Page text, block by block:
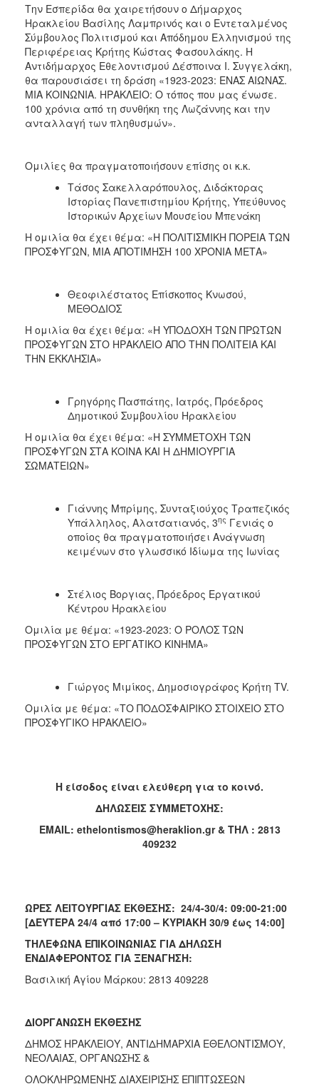
Την Εσπερίδα θα χαιρετήσουν ο Δήμαρχος
Ηρακλείου Βασίλης Λαμπρινός και ο Εντεταλμένος
Σύμβουλος Πολιτισμού και Απόδημου Ελληνισμού της
Περιφέρειας Κρήτης Κώστας Φασουλάκης. Η
Αντιδήμαρχος Εθελοντισμού Δέσποινα Ι. Συγγελάκη,
θα παρουσιάσει τη δράση «1923-2023: ΕΝΑΣ ΑΙΩΝΑΣ.
ΜΙΑ ΚΟΙΝΩΝΙΑ. ΗΡΑΚΛΕΙΟ: Ο τόπος που μας ένωσε.
100 χρόνια από τη συνθήκη της Λωζάννης και την
ανταλλαγή των πληθυσμών».
Ομιλίες θα πραγματοποιήσουν επίσης οι κ.κ.
Τάσος Σακελλαρόπουλος, Διδάκτορας
Ιστορίας Πανεπιστημίου Κρήτης, Υπεύθυνος
Ιστορικών Αρχείων Μουσείου Μπενάκη
Η ομιλία θα έχει θέμα: «Η ΠΟΛΙΤΙΣΜΙΚΗ ΠΟΡΕΙΑ ΤΩΝ
ΠΡΟΣΦΥΓΩΝ, ΜΙΑ ΑΠΟΤΙΜΗΣΗ 100 ΧΡΟΝΙΑ ΜΕΤΑ»
Θεοφιλέστατος Επίσκοπος Κνωσού,
ΜΕΘΟΔΙΟΣ
Η ομιλία θα έχει θέμα: «Η ΥΠΟΔΟΧΗ ΤΩΝ ΠΡΩΤΩΝ
ΠΡΟΣΦΥΓΩΝ ΣΤΟ ΗΡΑΚΛΕΙΟ ΑΠΟ ΤΗΝ ΠΟΛΙΤΕΙΑ ΚΑΙ
ΤΗΝ ΕΚΚΛΗΣΙΑ»
Γρηγόρης Πασπάτης, Ιατρός, Πρόεδρος
Δημοτικού Συμβουλίου Ηρακλείου
Η ομιλία θα έχει θέμα: «Η ΣΥΜΜΕΤΟΧΗ ΤΩΝ
ΠΡΟΣΦΥΓΩΝ ΣΤΑ ΚΟΙΝΑ ΚΑΙ Η ΔΗΜΙΟΥΡΓΙΑ
ΣΩΜΑΤΕΙΩΝ»
Γιάννης Μπρίμης, Συνταξιούχος Τραπεζικός
Υπάλληλος, Αλατσατιανός, 3ης Γενιάς ο
οποίος θα πραγματοποιήσει Ανάγνωση
κειμένων στο γλωσσικό Ιδίωμα της Ιωνίας
Στέλιος Βοργιας, Πρόεδρος Εργατικού
Κέντρου Ηρακλείου
Ομιλία με θέμα: «1923-2023: Ο ΡΟΛΟΣ ΤΩΝ
ΠΡΟΣΦΥΓΩΝ ΣΤΟ ΕΡΓΑΤΙΚΟ ΚΙΝΗΜΑ»
Γιώργος Μιμίκος, Δημοσιογράφος Κρήτη TV.
Ομιλία με θέμα: «ΤΟ ΠΟΔΟΣΦΑΙΡΙΚΟ ΣΤΟΙΧΕΙΟ ΣΤΟ
ΠΡΟΣΦΥΓΙΚΟ ΗΡΑΚΛΕΙΟ»
Η είσοδος είναι ελεύθερη για το κοινό.
ΔΗΛΩΣΕΙΣ ΣΥΜΜΕΤΟΧΗΣ:
EMAIL: ethelontismos@heraklion.gr& ΤΗΛ : 2813
409232
ΩΡΕΣ ΛΕΙΤΟΥΡΓΙΑΣ ΕΚΘΕΣΗΣ: 24/4-30/4: 09:00-21:00
[ΔΕΥΤΕΡΑ 24/4 από 17:00 – ΚΥΡΙΑΚΗ 30/9 έως 14:00]
ΤΗΛΕΦΩΝΑ ΕΠΙΚΟΙΝΩΝΙΑΣ ΓΙΑ ΔΗΛΩΣΗ
ΕΝΔΙΑΦΕΡΟΝΤΟΣ ΓΙΑ ΞΕΝΑΓΗΣΗ:
Βασιλική Αγίου Μάρκου: 2813 409228
ΔΙΟΡΓΑΝΩΣΗ ΕΚΘΕΣΗΣ
ΔΗΜΟΣ ΗΡΑΚΛΕΙΟΥ, ΑΝΤΙΔΗΜΑΡΧΙΑ ΕΘΕΛΟΝΤΙΣΜΟΥ,
ΝΕΟΛΑIΑΣ, ΟΡΓΑΝΩΣΗΣ &
ΟΛΟΚΛΗΡΩΜΕΝΗΣ ΔΙΑΧΕΙΡΙΣΗΣ ΕΠΙΠΤΩΣΕΩΝ